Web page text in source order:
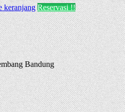
keranjang Reservasi !!
Bandung